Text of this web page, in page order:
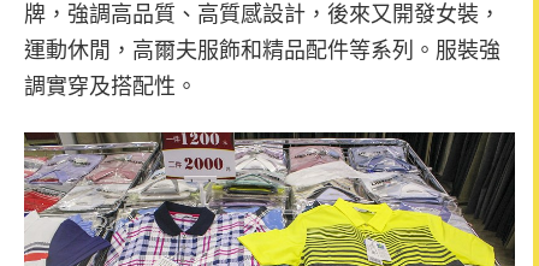
牌，強調高品質、高質感設計，後來又開發女裝，
運動休閒，高爾夫服飾和精品配件等系列。服裝強
調實穿及搭配性。